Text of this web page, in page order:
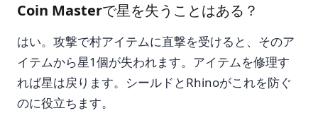
Coin Masterで星を失うことはある？
はい。攻撃で村アイテムに直撃を受けると、そのア
イテムから星1個が失われます。アイテムを修理す
れば星は戻ります。シールドとRhinoがこれを防ぐ
のに役立ちます。